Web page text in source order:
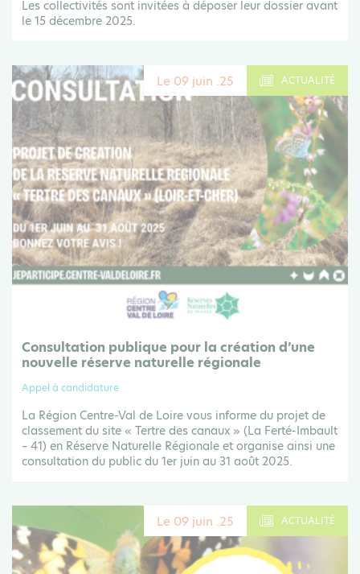
Les collectivités sont invitées à déposer leur dossier avant
le 15 décembre 2025.
Le 09 juin .25 ACTUALITÉ
Consultation publique pour la création d’une
nouvelle réserve naturelle régionale
Appel à candidature
La Région Centre-Val de Loire vous informe du projet de
classement du site « Tertre des canaux » (La Ferté-Imbault
– 41) en Réserve Naturelle Régionale et organise ainsi une
consultation du public du 1er juin au 31 août 2025.
Le 09 juin .25 ACTUALITÉ